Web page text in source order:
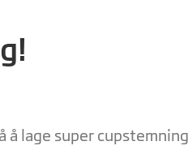
å lage super